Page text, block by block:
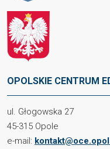
OPOLSKIE CENTRUM
ul. Głogowska 27
45-315 Opole
e-mail: